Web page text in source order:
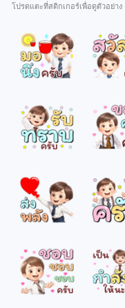
โปรดแตะที่สติกเกอร์เพื่อดูตัวอย่าง